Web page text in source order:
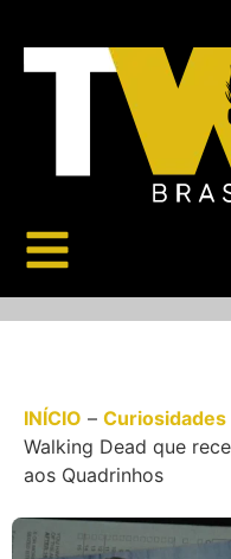
INÍCIO – Curiosidades
Walking Dead que
aos Quadrinhos